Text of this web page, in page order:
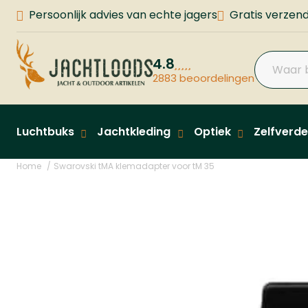
Persoonlijk advies van echte jagers Gratis
4.8
2883 beoordelingen
Luchtbuks Jachtkleding Optiek
Home Swarovski tMA klemadapter voor tM 35